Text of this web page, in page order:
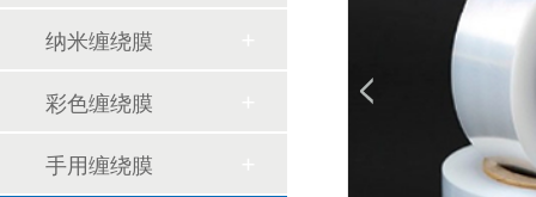
纳米缠绕膜
彩色缠绕膜
手用缠绕膜